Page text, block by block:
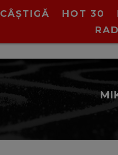
CÂȘTIGĂ HOT 30